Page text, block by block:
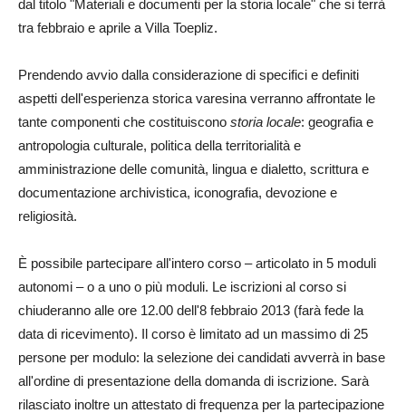
dal titolo "Materiali e documenti per la storia locale" che si terrà
tra febbraio e aprile a Villa Toepliz.
Prendendo avvio dalla considerazione di specifici e definiti
aspetti dell'esperienza storica varesina verranno affrontate le
tante componenti che costituiscono storia locale: geografia e
antropologia culturale, politica della territorialità e
amministrazione delle comunità, lingua e dialetto, scrittura e
documentazione archivistica, iconografia, devozione e
religiosità.
È possibile partecipare all'intero corso – articolato in 5 moduli
autonomi – o a uno o più moduli. Le iscrizioni al corso si
chiuderanno alle ore 12.00 dell'8 febbraio 2013 (farà fede la
data di ricevimento). Il corso è limitato ad un massimo di 25
persone per modulo: la selezione dei candidati avverrà in base
all'ordine di presentazione della domanda di iscrizione. Sarà
rilasciato inoltre un attestato di frequenza per la partecipazione